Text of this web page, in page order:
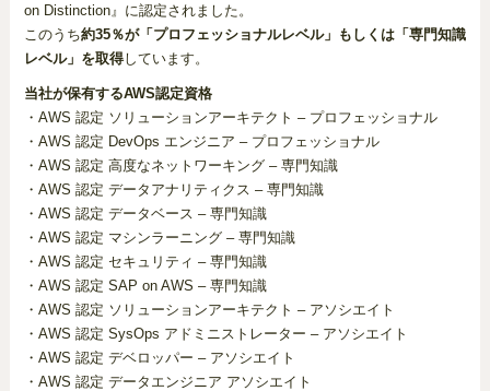
on Distinction』に認定されました。
このうち約35％が「プロフェッショナルレベル」もしくは「専門知識
レベル」を取得しています。
当社が保有するAWS認定資格
・AWS 認定 ソリューションアーキテクト – プロフェッショナル
・AWS 認定 DevOps エンジニア – プロフェッショナル
・AWS 認定 高度なネットワーキング – 専門知識
・AWS 認定 データアナリティクス – 専門知識
・AWS 認定 データベース – 専門知識
・AWS 認定 マシンラーニング – 専門知識
・AWS 認定 セキュリティ – 専門知識
・AWS 認定 SAP on AWS – 専門知識
・AWS 認定 ソリューションアーキテクト – アソシエイト
・AWS 認定 SysOps アドミニストレーター – アソシエイト
・AWS 認定 デベロッパー – アソシエイト
・AWS 認定 データエンジニア アソシエイト